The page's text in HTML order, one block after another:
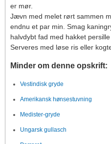
er mør.
Jævn med melet rørt sammen
endnu et par min. Smag
halvdybt fad med hakket persille
Serveres med løse ris eller
Minder om denne opskrift:
Vestindisk gryde
Amerikansk hønsestuvning
Medister-gryde
Ungarsk gullasch